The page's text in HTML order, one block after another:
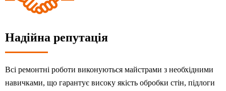
Надійна репутація
Всі ремонтні роботи виконуються майстрами з необхідними
навичками, що гарантує високу якість обробки стін, підлоги